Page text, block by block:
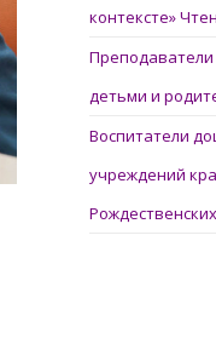
контексте»
детьми и
Воспитатели
учреждений